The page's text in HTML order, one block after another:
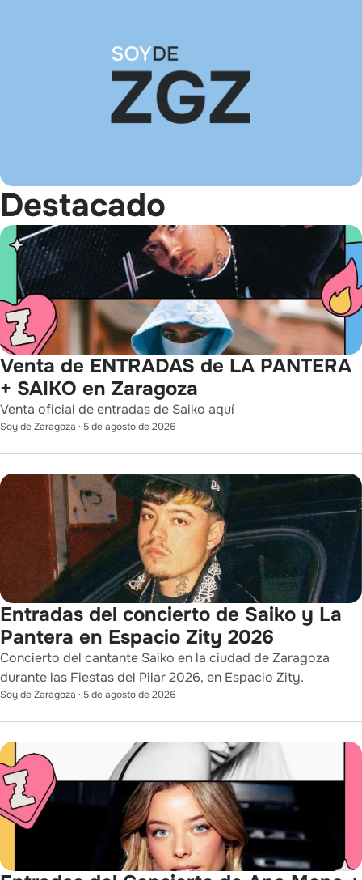
Destacado
Venta de ENTRADAS de LA PANTERA
+ SAIKO en Zaragoza
Venta oficial de entradas de Saiko aquí
Soy de Zaragoza · 5 de agosto de 2026
Entradas del concierto de Saiko y La
Pantera en Espacio Zity 2026
Concierto del cantante Saiko en la ciudad de Zaragoza
durante las Fiestas del Pilar 2026, en Espacio Zity.
Soy de Zaragoza · 5 de agosto de 2026